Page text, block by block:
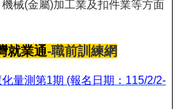
械(金屬)加工業及扣件業等方面
就業通-職前訓練網
量測第1期 (報名日期：115/2/2-